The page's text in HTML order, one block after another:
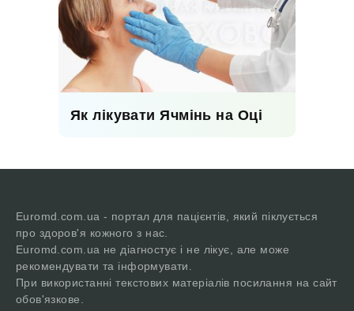
Як лікувати Ячмінь на Оці
Euromd.com.ua - портал для пацієнтів, який піклується
про здоров'я кожного з нас.
Euromd.com.ua не діагностує і не лікує, але може
рекомендувати та інформувати.
При використанні текстових матеріалів посилання на сайт
обов'язкове.